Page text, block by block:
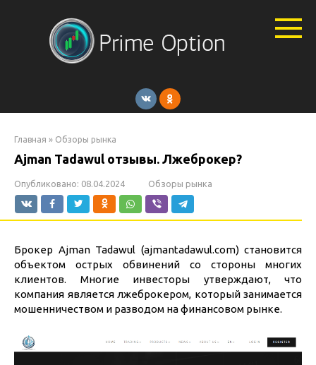
Главная » Обзоры рынка
Ajman Tadawul отзывы. Лжеброкер?
Опубликовано: 08.04.2024 Обзоры рынка
Брокер Ajman Tadawul (ajmantadawul.com) становится
объектом острых обвинений со стороны многих
клиентов. Многие инвесторы утверждают, что
компания является лжеброкером, который занимается
мошенничеством и разводом на финансовом рынке.